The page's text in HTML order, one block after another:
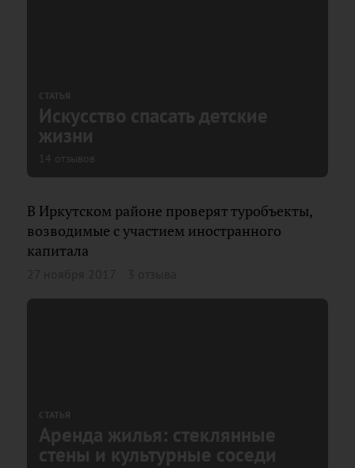
СТАТЬЯ
Искусство спасать детские
жизни
14 отзывов
В Иркутском районе проверят туробъекты,
возводимые с участием иностранного
капитала
СТАТЬЯ
Аренда жилья: стеклянные
стены и культурные соседи